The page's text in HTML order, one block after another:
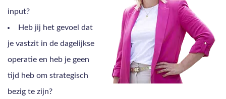
input?
Heb jij het gevoel dat
je vastzit in de dagelijkse
operatie en heb je geen
tijd heb om strategisch
bezig te zijn?